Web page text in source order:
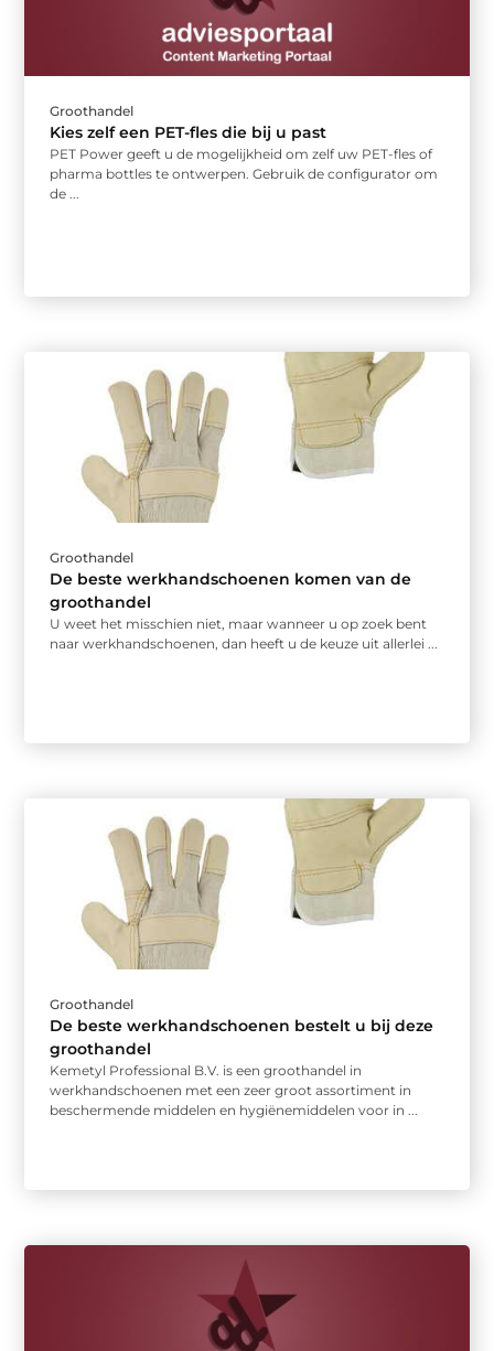
Groothandel
Kies zelf een PET-fles die bij u past
PET Power geeft u de mogelijkheid om zelf uw PET-fles of
pharma bottles te ontwerpen. Gebruik de configurator om
de ...
Groothandel
De beste werkhandschoenen komen van de
groothandel
U weet het misschien niet, maar wanneer u op zoek bent
naar werkhandschoenen, dan heeft u de keuze uit allerlei ...
Groothandel
De beste werkhandschoenen bestelt u bij deze
groothandel
Kemetyl Professional B.V. is een groothandel in
werkhandschoenen met een zeer groot assortiment in
beschermende middelen en hygiënemiddelen voor in ...